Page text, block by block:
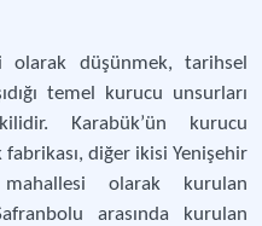
olarak düşünmek, tarihsel
temel kurucu unsurları
Karabük’ün kurucu
diğer ikisi Yenişehir
olarak kurulan
arasında kurulan